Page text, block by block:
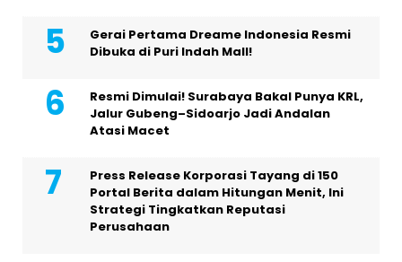
Gerai Pertama Dreame Indonesia Resmi
Dibuka di Puri Indah Mall!
Resmi Dimulai! Surabaya Bakal Punya KRL,
Jalur Gubeng–Sidoarjo Jadi Andalan
Atasi Macet
Press Release Korporasi Tayang di 150
Portal Berita dalam Hitungan Menit, Ini
Strategi Tingkatkan Reputasi
Perusahaan